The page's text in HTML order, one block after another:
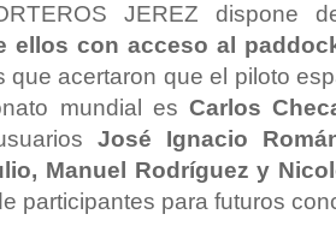
JEREZ dispone
ellos con acceso al
que acertaron que el piloto
mundial es Carlos
José Ignacio
Manuel Rodríguez y
participantes para futuros